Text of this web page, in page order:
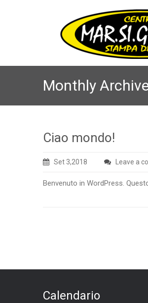
Monthly
Ciao mondo!
Set 3,2018 Leave a
Benvenuto in WordPress.
Calendario